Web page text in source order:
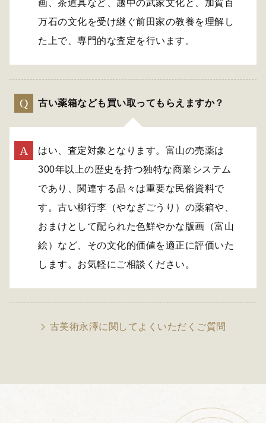
画、茶道具など、越中の武家文化と、加賀百
万石の文化を受け継ぐ前田家の教養を理解し
た上で、専門的な査定を行います。
古い薬箱なども買い取ってもらえますか？
はい、査定対象となります。富山の売薬は
300年以上の歴史を持つ独特な商業システム
であり、関連する品々は重要な民俗資料で
す。古い柳行李（やなぎごうり）の薬箱や、
おまけとして配られた色鮮やかな版画（富山
絵）など、その文化的価値を適正に評価いた
します。お気軽にご相談ください。
古美術永澤に関してよくいただくご質問